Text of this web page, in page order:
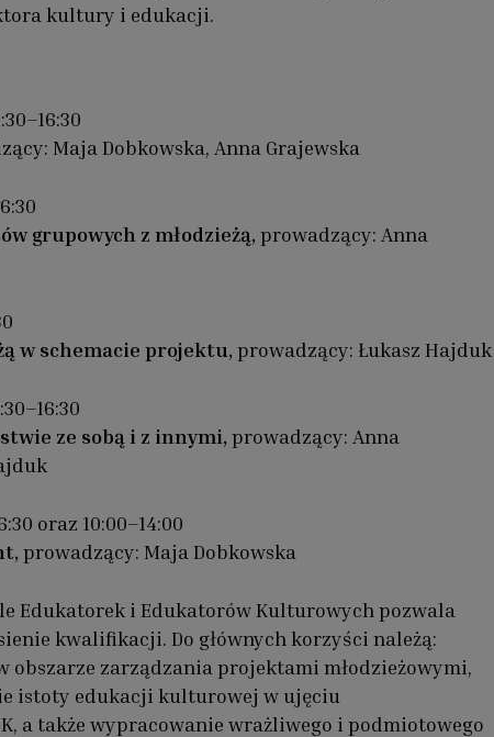
kultury i edukacji.
Maja Dobkowska, Anna Grajewska
grupowych z młodzieżą, prowadzący: Anna
w schemacie projektu, prowadzący: Łukasz Hajduk
ze sobą i z innymi, prowadzący: Anna
oraz 10:00–14:00
prowadzący: Maja Dobkowska
Edukatorek i Edukatorów Kulturowych pozwala
kwalifikacji. Do głównych korzyści należą:
obszarze zarządzania projektami młodzieżowymi,
istoty edukacji kulturowej w ujęciu
a także wypracowanie wrażliwego i podmiotowego